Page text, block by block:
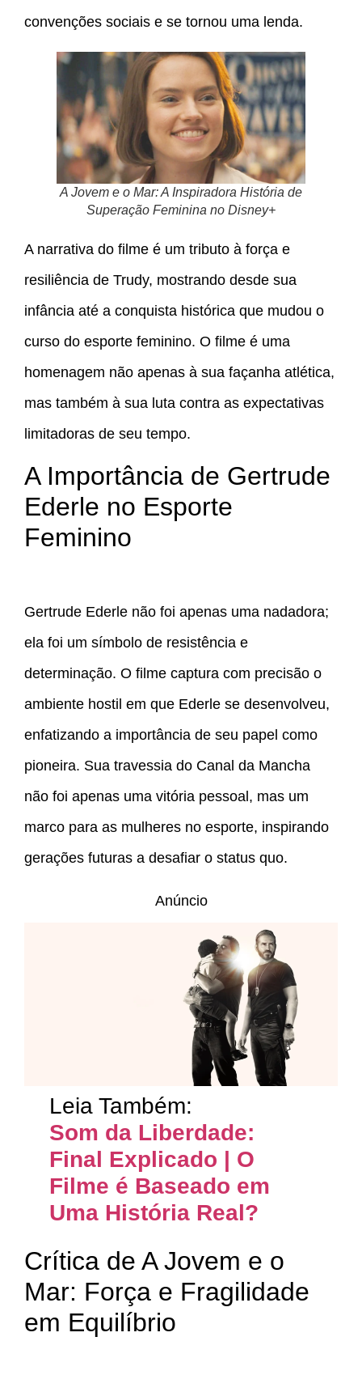
convenções sociais e se tornou uma lenda.
A Jovem e o Mar: A Inspiradora História de
Superação Feminina no Disney+
A narrativa do filme é um tributo à força e
resiliência de Trudy, mostrando desde sua
infância até a conquista histórica que mudou o
curso do esporte feminino. O filme é uma
homenagem não apenas à sua façanha atlética,
mas também à sua luta contra as expectativas
limitadoras de seu tempo.
A Importância de Gertrude
Ederle no Esporte
Feminino
Gertrude Ederle não foi apenas uma nadadora;
ela foi um símbolo de resistência e
determinação. O filme captura com precisão o
ambiente hostil em que Ederle se desenvolveu,
enfatizando a importância de seu papel como
pioneira. Sua travessia do Canal da Mancha
não foi apenas uma vitória pessoal, mas um
marco para as mulheres no esporte, inspirando
gerações futuras a desafiar o status quo.
Anúncio
Leia Também:
Som da Liberdade:
Final Explicado | O
Filme é Baseado em
Uma História Real?
Crítica de A Jovem e o
Mar: Força e Fragilidade
em Equilíbrio